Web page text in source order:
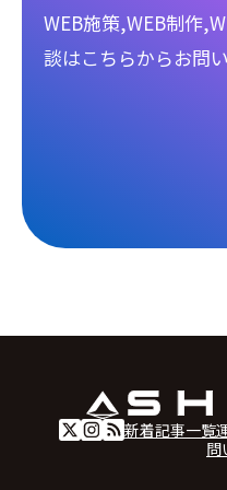
WEB施策,WEB制作
談はこちらからお問
新着記事一覧
問